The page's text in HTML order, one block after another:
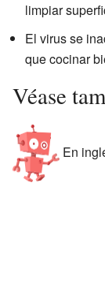
limpiar
El virus se
que cocinar
Véase
En